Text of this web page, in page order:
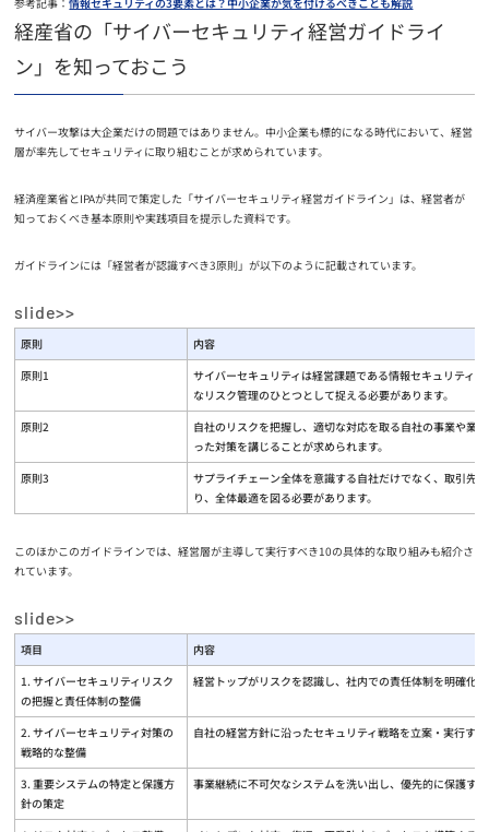
経産省の「サイバーセキュリティ経営ガイドライ
ン」を知っておこう
サイバー攻撃は大企業だけの問題ではありません。中小企業も標的になる時代において、経営
層が率先してセキュリティに取り組むことが求められています。
経済産業省とIPAが共同で策定した「サイバーセキュリティ経営ガイドライン」は、経営者が
知っておくべき基本原則や実践項目を提示した資料です。
ガイドラインには「経営者が認識すべき3原則」が以下のように記載されています。
原則
内容
原則1
サイバーセキュリティは経営課題である情報セキュリティ
なリスク管理のひとつとして捉える必要があります。
原則2
自社のリスクを把握し、適切な対応を取る自社の事業や業
った対策を講じることが求められます。
原則3
サプライチェーン全体を意識する自社だけでなく、取引先
り、全体最適を図る必要があります。
このほかこのガイドラインでは、経営層が主導して実行すべき10の具体的な取り組みも紹介さ
れています。
項目
内容
1. サイバーセキュリティリスク
の把握と責任体制の整備
経営トップがリスクを認識し、社内での責任体制を明確化
2. サイバーセキュリティ対策の
戦略的な整備
自社の経営方針に沿ったセキュリティ戦略を立案・実行する
3. 重要システムの特定と保護方
針の策定
事業継続に不可欠なシステムを洗い出し、優先的に保護する